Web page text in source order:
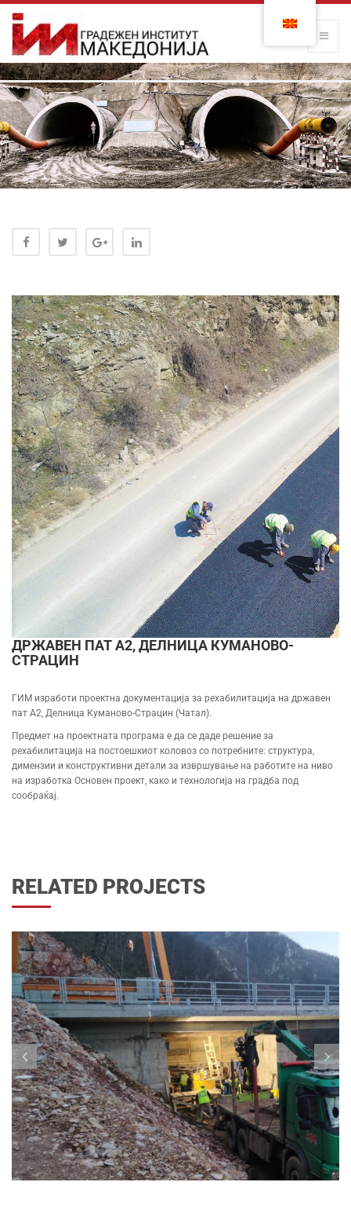
ДРЖАВЕН ПАТ А2, ДЕЛНИЦА КУМАНОВО-
СТРАЦИН
ГИМ изработи проектна документација за рехабилитација на државен
пат А2, Делница Куманово-Страцин (Чатал).
Предмет на проектната програма е да се даде решение за
рехабилитација на постоешкиот коловоз со потребните: структура,
димензии и конструктивни детали за извршување на работите на ниво
на изработка Основен проект, како и технологија на градба под
сообраќај.
RELATED PROJECTS